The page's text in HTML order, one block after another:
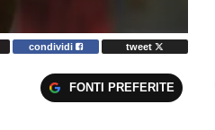
condividi tweet
FONTI PREFERITE